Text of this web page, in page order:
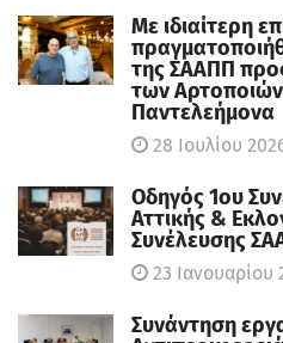
Με ιδιαίτερη
της ΣΑΑΠΠ
των
Παντελεήμονα
28 Ιουλίου
Οδηγός 1ου
Αττικής &
Συνέλευσης
23 Ιανουαρίου
Συνάντηση